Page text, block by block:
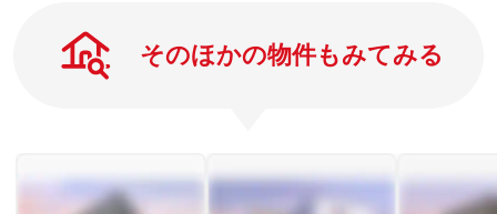
そのほかの物件もみてみる